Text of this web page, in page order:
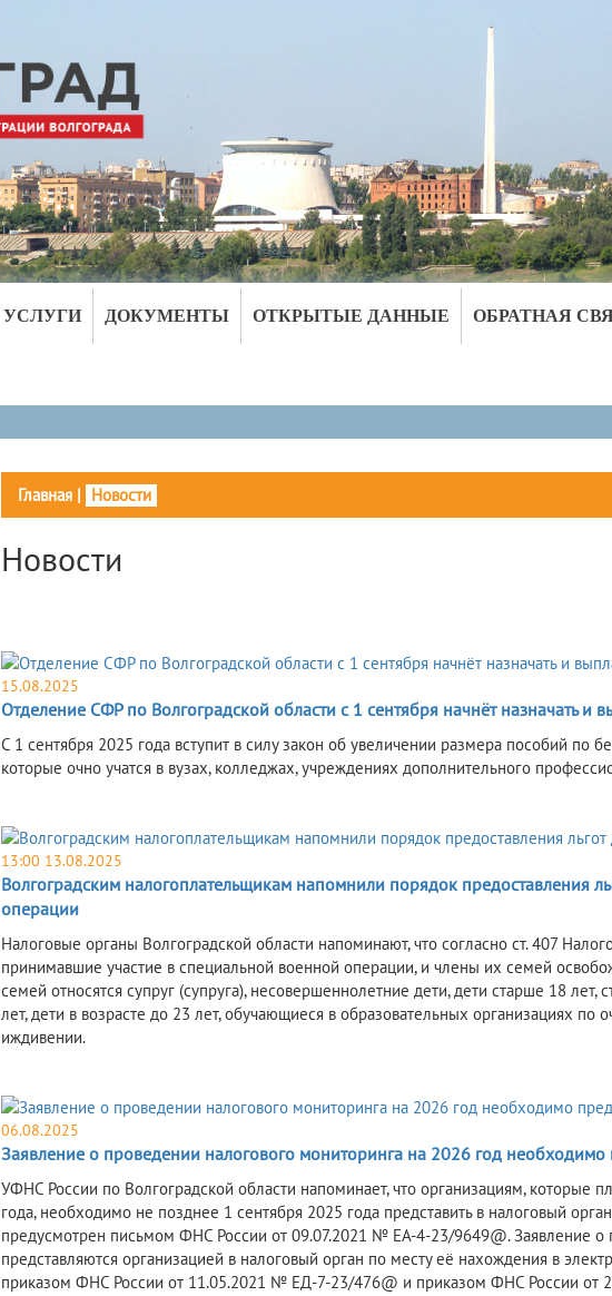
УСЛУГИ ДОКУМЕНТЫ ОТКРЫТЫЕ ДАННЫЕ ОБРАТНАЯ
Главная| Новости
Новости
15.08.2025
Отделение СФР по Волгоградской области с 1 сентября начнёт назначать и
С 1 сентября 2025 года вступит в силу закон об увеличении размера пособий по
которые очно учатся в вузах, колледжах, учреждениях дополнительного
13:00 13.08.2025
Волгоградским налогоплательщикам напомнили порядок предоставления
операции
Налоговые органы Волгоградской области напоминают, что согласно ст. 407
принимавшие участие в специальной военной операции, и члены их семей
семей относятся супруг (супруга), несовершеннолетние дети, дети старше 18
лет, дети в возрасте до 23 лет, обучающиеся в образовательных организациях
иждивении.
06.08.2025
Заявление о проведении налогового мониторинга на 2026 год необходимо
УФНС России по Волгоградской области напоминает, что организациям, которые
года, необходимо не позднее 1 сентября 2025 года представить в налоговый
предусмотрен письмом ФНС России от 09.07.2021 № ЕА-4-23/9649@. Заявление о
представляются организацией в налоговый орган по месту её нахождения в
приказом ФНС России от 11.05.2021 № ЕД-7-23/476@ и приказом ФНС России от